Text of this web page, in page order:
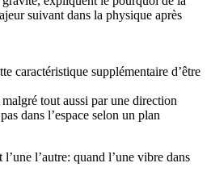
suivant dans la physique après
caractéristique supplémentaire d’être
tout aussi par une direction
dans l’espace selon un plan
l’autre: quand l’une vibre dans